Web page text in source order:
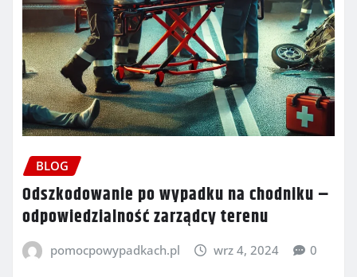
BLOG
Odszkodowanie po wypadku na chodniku –
odpowiedzialność zarządcy terenu
pomocpowypadkach.pl wrz 4, 2024 0